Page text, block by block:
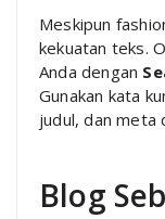
Meskipun
kekuatan teks.
Anda dengan
Gunakan kata
judul, dan meta
Blog